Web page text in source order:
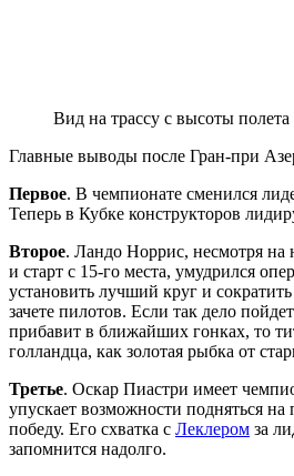
Вид на трассу с высоты полета
Главные выводы после Гран-при
Первое. В чемпионате сменился
Теперь в Кубке конструкторов
Второе. Ландо Норрис, несмотря на
и старт с 15-го места, умудрился
установить лучший круг и
зачете пилотов. Если так дело
прибавит в ближайших гонках, то
голландца, как золотая рыбка от
Третье. Оскар Пиастри имеет
упускает возможности подняться
победу. Его схватка с Леклером за
запомнится надолго.